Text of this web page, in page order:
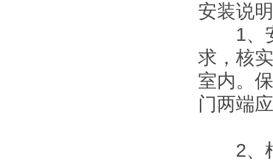
安装说
1、安
求，核
室内。
门两端
2、根